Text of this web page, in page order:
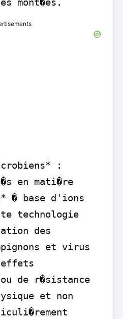
:
en mati�re
� base d'ions
technologie
des
et virus
effets
ou de r�sistance
et non